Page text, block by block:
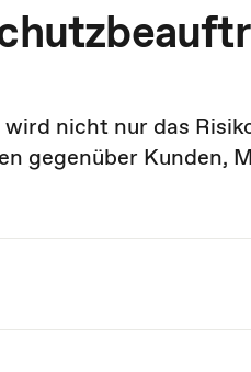
nicht nur das
gegenüber Kunden,